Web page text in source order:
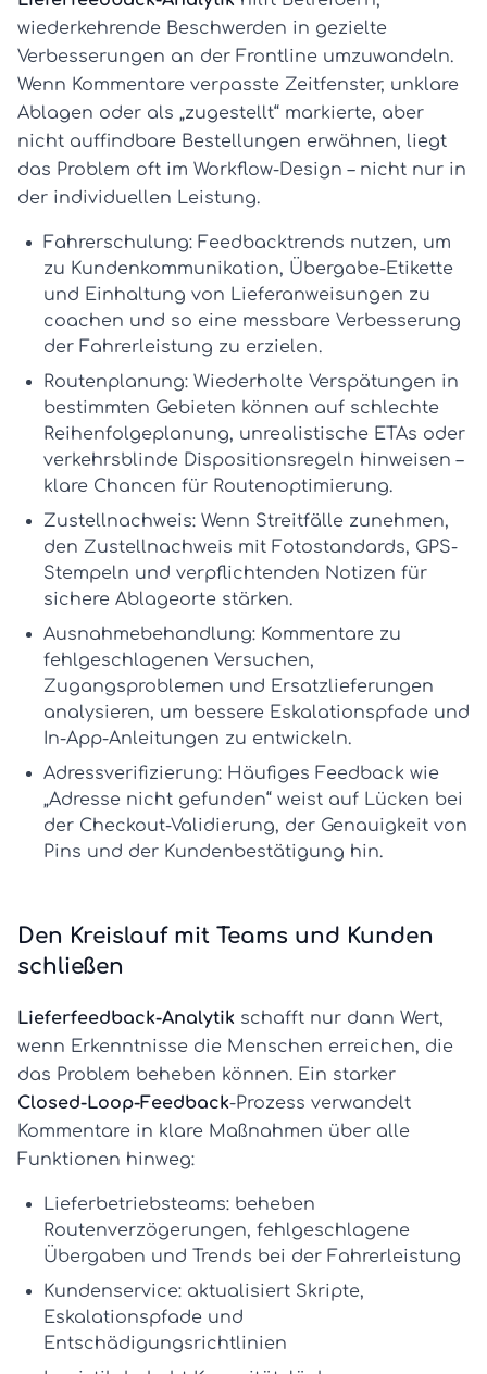
wiederkehrende Beschwerden in gezielte
Verbesserungen an der Frontline umzuwandeln.
Wenn Kommentare verpasste Zeitfenster, unklare
Ablagen oder als „zugestellt“ markierte, aber
nicht auffindbare Bestellungen erwähnen, liegt
das Problem oft im Workflow-Design – nicht nur in
der individuellen Leistung.
Fahrerschulung: Feedbacktrends nutzen, um
zu Kundenkommunikation, Übergabe-Etikette
und Einhaltung von Lieferanweisungen zu
coachen und so eine messbare Verbesserung
der Fahrerleistung zu erzielen.
Routenplanung: Wiederholte Verspätungen in
bestimmten Gebieten können auf schlechte
Reihenfolgeplanung, unrealistische ETAs oder
verkehrsblinde Dispositionsregeln hinweisen –
klare Chancen für Routenoptimierung.
Zustellnachweis: Wenn Streitfälle zunehmen,
den Zustellnachweis mit Fotostandards, GPS-
Stempeln und verpflichtenden Notizen für
sichere Ablageorte stärken.
Ausnahmebehandlung: Kommentare zu
fehlgeschlagenen Versuchen,
Zugangsproblemen und Ersatzlieferungen
analysieren, um bessere Eskalationspfade und
In-App-Anleitungen zu entwickeln.
Adressverifizierung: Häufiges Feedback wie
„Adresse nicht gefunden“ weist auf Lücken bei
der Checkout-Validierung, der Genauigkeit von
Pins und der Kundenbestätigung hin.
Den Kreislauf mit Teams und Kunden
schließen
Lieferfeedback-Analytik schafft nur dann Wert,
wenn Erkenntnisse die Menschen erreichen, die
das Problem beheben können. Ein starker
Closed-Loop-Feedback-Prozess verwandelt
Kommentare in klare Maßnahmen über alle
Funktionen hinweg:
Lieferbetriebsteams: beheben
Routenverzögerungen, fehlgeschlagene
Übergaben und Trends bei der Fahrerleistung
Kundenservice: aktualisiert Skripte,
Eskalationspfade und
Entschädigungsrichtlinien